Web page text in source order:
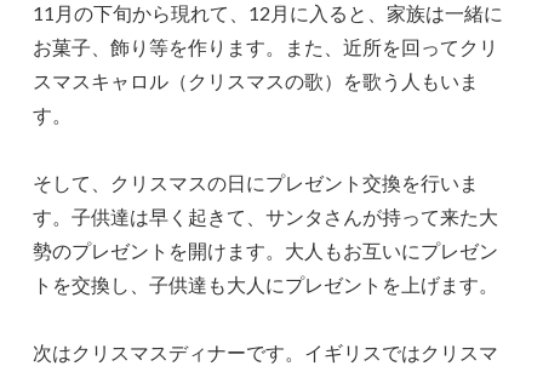
11月の下旬から現れて、12月に入ると、家族は一緒に
お菓子、飾り等を作ります。また、近所を回ってクリ
スマスキャロル（クリスマスの歌）を歌う人もいま
す。
そして、クリスマスの日にプレゼント交換を行いま
す。子供達は早く起きて、サンタさんが持って来た大
勢のプレゼントを開けます。大人もお互いにプレゼン
トを交換し、子供達も大人にプレゼントを上げます。
次はクリスマスディナーです。イギリスではクリスマ